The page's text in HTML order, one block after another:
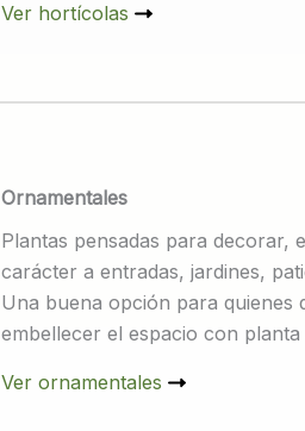
Ver hortícolas
Ornamentales
Plantas pensadas para decorar,
carácter a entradas, jardines,
Una buena opción para quienes
embellecer el espacio con planta
Ver ornamentales